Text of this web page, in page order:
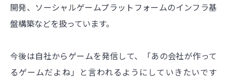
開発、ソーシャルゲームプラットフォームのインフラ基
盤構築などを扱っています。
今後は自社からゲームを発信して、「あの会社が作って
るゲームだよね」と言われるようにしていきたいです